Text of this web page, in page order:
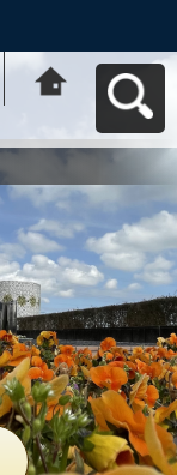
ー ざまっとへ